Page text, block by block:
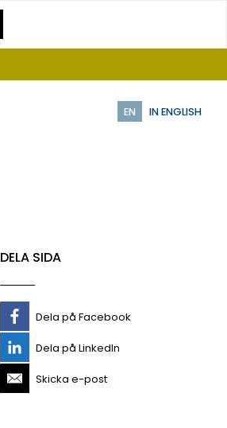
EN IN ENGLISH
DELA SIDA
Dela på Facebook
Dela på LinkedIn
Skicka e-post